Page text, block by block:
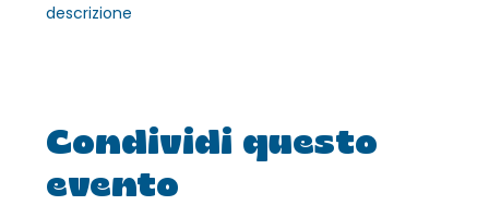
descrizione
Condividi questo
evento